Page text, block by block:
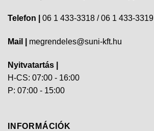
Telefon | 06 1 433-3318 / 06 1 433-3319
Mail | megrendeles@suni-kft.hu
Nyitvatartás |
H-CS: 07:00 - 16:00
P: 07:00 - 15:00
INFORMÁCIÓK